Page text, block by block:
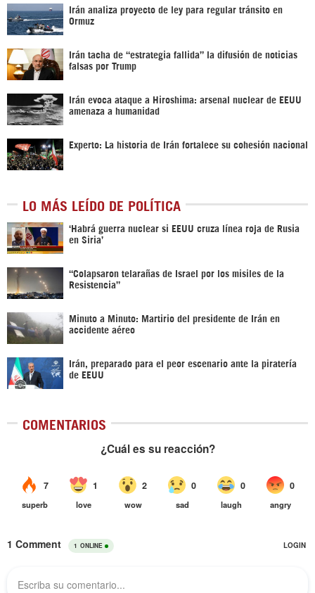
Irán analiza proyecto de ley para regular tránsito en
Ormuz
Irán tacha de “estrategia fallida” la difusión de noticias
falsas por Trump
Irán evoca ataque a Hiroshima: arsenal nuclear de EEUU
amenaza a humanidad
Experto: La historia de Irán fortalece su cohesión nacional
LO MÁS LEÍDO DE POLÍTICA
‎‘Habrá guerra nuclear si EEUU cruza línea roja de Rusia
en Siria’‎
“Colapsaron telarañas de Israel por los misiles de la
Resistencia”
Minuto a Minuto: Martirio del presidente de Irán en
accidente aéreo
Irán, preparado para el peor escenario ante la piratería
de EEUU
COMENTARIOS